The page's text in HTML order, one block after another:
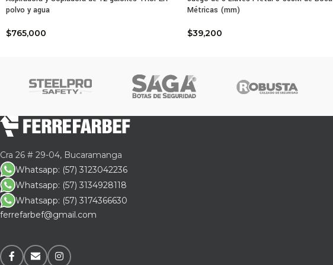
polvo y agua
$765,000
Métricas (mm)
$39,200
Cra 26 # 29-04, Bucaramanga
Whatsapp: (57) 3123042236
Whatsapp: (57) 3134928118
Whatsapp: (57) 3174366630
ferrefarbef@gmail.com